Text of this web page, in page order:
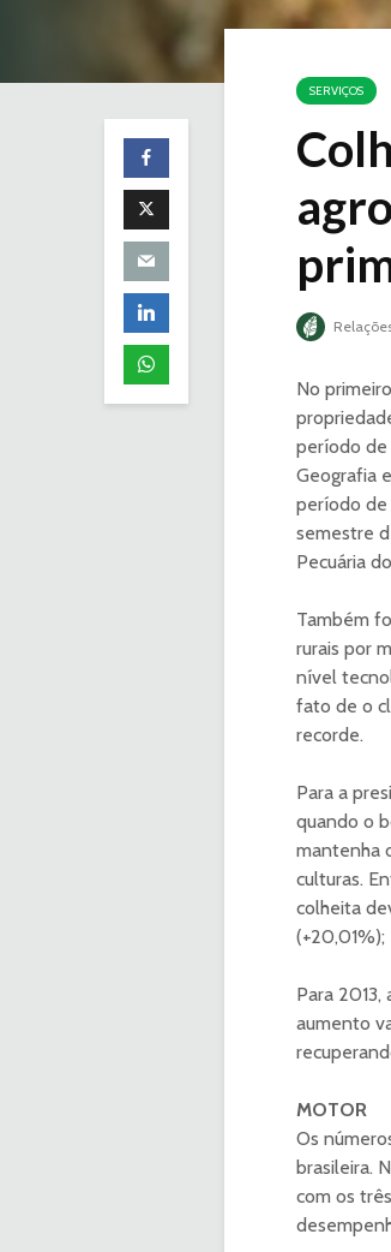
SERVIÇOS
No
período de
Geografia
período de
semestre
Pecuária
Também
rurais por
nível
fato de o
recorde.
Para a
quando o
mantenha
culturas.
colheita
(+20,01%);
Para
aumento
MOTOR
Os
brasileira.
com os